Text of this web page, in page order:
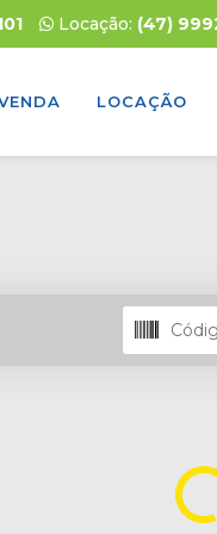
Locação: (47)
LOCAÇÃO